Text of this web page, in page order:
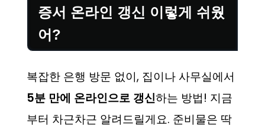
증서 온라인 갱신 이렇게 쉬웠
어?
복잡한 은행 방문 없이, 집이나 사무실에서
5분 만에 온라인으로 갱신하는 방법! 지금
부터 차근차근 알려드릴게요. 준비물은 딱